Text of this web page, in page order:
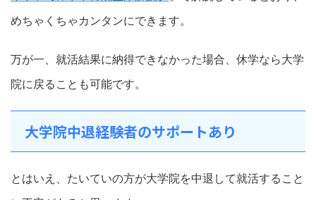
めちゃくちゃカンタンにできます。
万が一、就活結果に納得できなかった場合、休学なら大学
院に戻ることも可能です。
大学院中退経験者のサポートあり
とはいえ、たいていの方が大学院を中退して就活すること